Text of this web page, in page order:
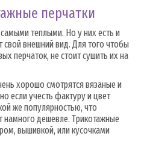
перчатки
теплыми. Но у них есть и
свой внешний вид. Для того чтобы
перчаток, не стоит сушить их на
хорошо смотрятся вязаные и
если учесть фактуру и цвет
же популярностью, что
намного дешевле. Трикотажные
вышивкой, или кусочками